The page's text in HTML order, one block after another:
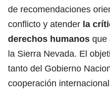
de recomendaciones
conflicto y atender la
derechos humanos que
la Sierra Nevada. El
tanto del Gobierno
cooperación